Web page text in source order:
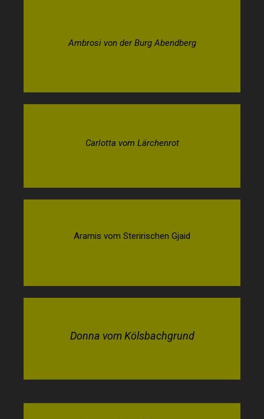
Ambrosi von der Burg Abendberg
Carlotta vom Lärchenrot
Aramis vom Steririschen Gjaid
Donna vom Kölsbachgrund